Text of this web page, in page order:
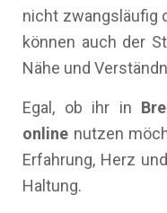
nicht zwangsläufig
können auch der
Nähe und
Egal, ob ihr in
online nutzen
Erfahrung, Herz
Haltung.